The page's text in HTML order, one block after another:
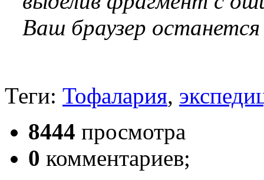
Ваш браузер
Теги: Тофалария,
8444 просмотра
0 комментариев;